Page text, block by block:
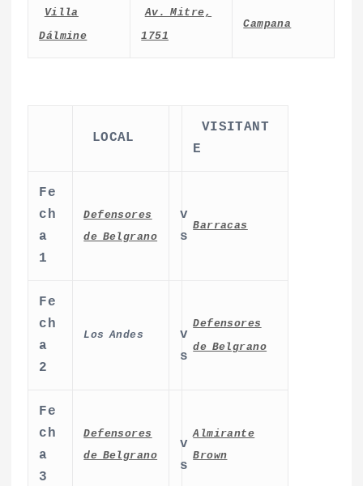
Villa
Dálmine
Av. Mitre,
1751
Campana
LOCAL
VISITANT
E
Fe
ch
a
1
Defensores
de Belgrano
v
s
Barracas
Fe
ch
a
2
Los Andes
v
s
Defensores
de Belgrano
Fe
ch
a
3
Defensores
de Belgrano
v
s
Almirante
Brown